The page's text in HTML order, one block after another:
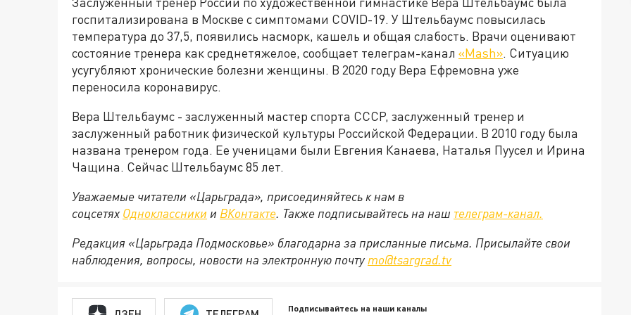
госпитализирована в Москве с симптомами COVID-19. У Штельбаумс повысилась
температура до 37,5, появились насморк, кашель и общая слабость. Врачи оценивают
состояние тренера как среднетяжелое, сообщает телеграм-канал «Mash». Ситуацию
усугубляют хронические болезни женщины. В 2020 году Вера Ефремовна уже
переносила коронавирус.
Вера Штельбаумс - заслуженный мастер спорта СССР, заслуженный тренер и
заслуженный работник физической культуры Российской Федерации. В 2010 году была
названа тренером года. Ее ученицами были Евгения Канаева, Наталья Пуусел и Ирина
Чащина. Сейчас Штельбаумс 85 лет.
Уважаемые читатели «Царьграда», присоединяйтесь к нам в
соцсетях Одноклассники и ВКонтакте. Также подписывайтесь на наш телеграм-канал.
Редакция «Царьграда Подмосковье» благодарна за присланные письма. Присылайте свои
наблюдения, вопросы, новости на электронную почту mo@tsargrad.tv
Подписывайтесь на наши каналы